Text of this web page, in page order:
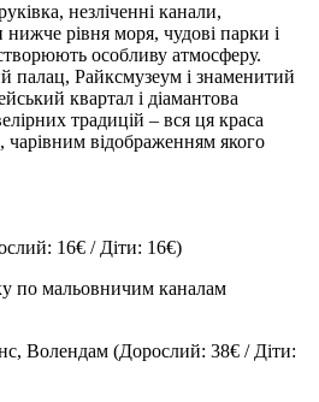
незліченні канали,
рівня моря, чудові парки і
особливу атмосферу.
палац, Райксмузеум і знаменитий
квартал і діамантова
традицій – вся ця краса
відображенням якого
16€ / Діти: 16€)
по мальовничим каналам
Волендам (Дорослий: 38€ / Діти: